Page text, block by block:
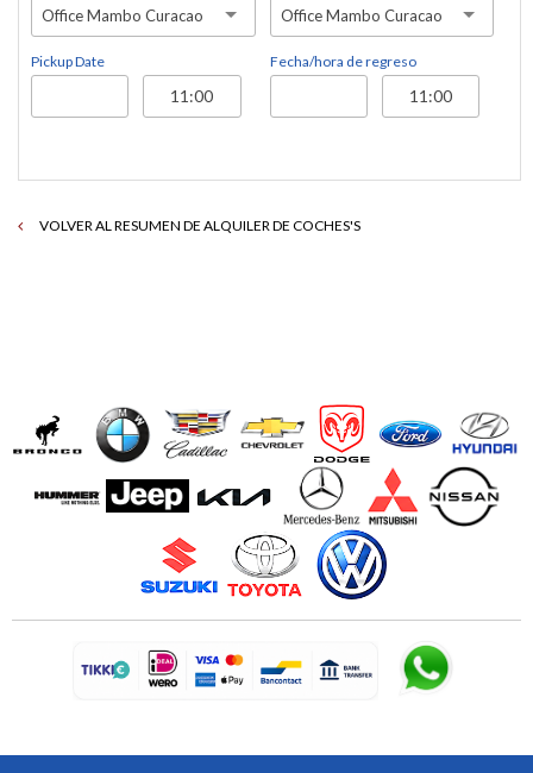
Office Mambo Curacao
Pickup Date
Office Mambo Curacao
Fecha/hora de regreso
VOLVER AL RESUMEN DE ALQUILER DE COCHES'S